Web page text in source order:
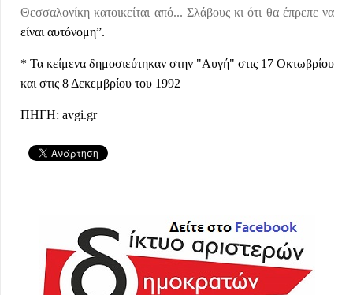
Θεσσαλονίκη κατοικείται από... Σλάβους κι ότι θα έπρεπε να
είναι αυτόνομη”.
* Τα κείμενα δημοσιεύτηκαν στην "Αυγή" στις 17 Οκτωβρίου
και στις 8 Δεκεμβρίου του 1992
ΠΗΓΗ: avgi.gr